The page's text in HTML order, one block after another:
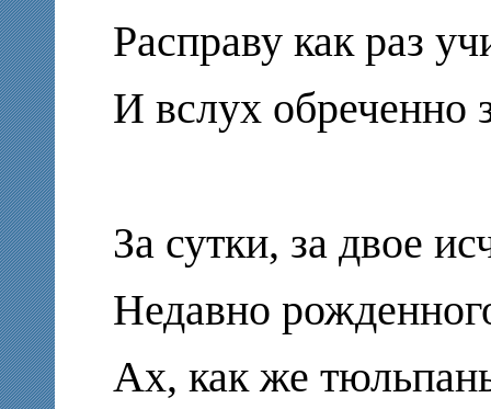
Расправу как раз
И вслух обреченно
За сутки, за двое
Недавно
Ах, как же